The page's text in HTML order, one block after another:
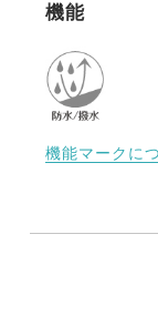
機能
機能マークに